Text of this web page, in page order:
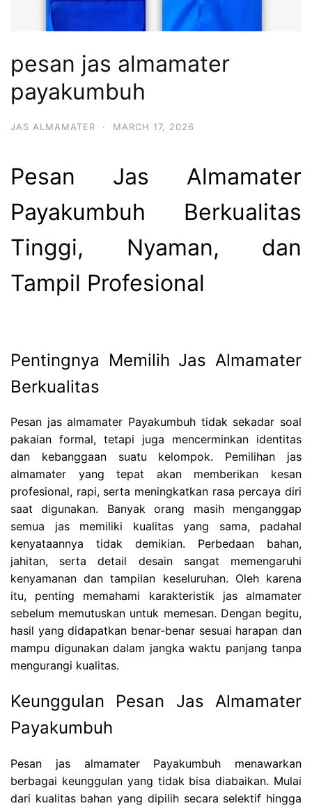
pesan jas almamater
payakumbuh
JAS ALMAMATER · MARCH 17, 2026
Pesan Jas Almamater
Payakumbuh Berkualitas
Tinggi, Nyaman, dan
Tampil Profesional
Pentingnya Memilih Jas Almamater
Berkualitas
Pesan jas almamater Payakumbuh tidak sekadar soal
pakaian formal, tetapi juga mencerminkan identitas
dan kebanggaan suatu kelompok. Pemilihan jas
almamater yang tepat akan memberikan kesan
profesional, rapi, serta meningkatkan rasa percaya diri
saat digunakan. Banyak orang masih menganggap
semua jas memiliki kualitas yang sama, padahal
kenyataannya tidak demikian. Perbedaan bahan,
jahitan, serta detail desain sangat memengaruhi
kenyamanan dan tampilan keseluruhan. Oleh karena
itu, penting memahami karakteristik jas almamater
sebelum memutuskan untuk memesan. Dengan begitu,
hasil yang didapatkan benar-benar sesuai harapan dan
mampu digunakan dalam jangka waktu panjang tanpa
mengurangi kualitas.
Keunggulan Pesan Jas Almamater
Payakumbuh
Pesan jas almamater Payakumbuh menawarkan
berbagai keunggulan yang tidak bisa diabaikan. Mulai
dari kualitas bahan yang dipilih secara selektif hingga